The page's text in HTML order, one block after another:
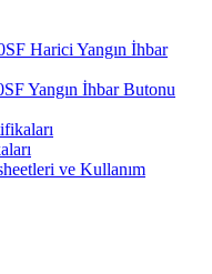
Harici Yangın İhbar
Yangın İhbar Butonu
ve Kullanım